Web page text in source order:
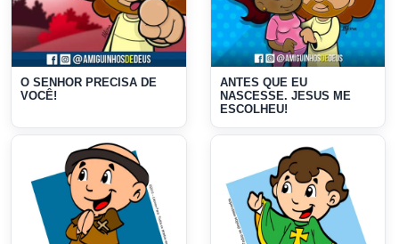
O SENHOR PRECISA DE
VOCÊ!
ANTES QUE EU
NASCESSE. JESUS ME
ESCOLHEU!